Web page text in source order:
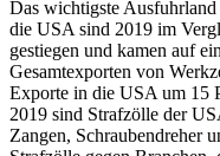
Das wichtigste
die USA sind 2019 im
gestiegen und kamen auf
Gesamtexporten von
Exporte in die USA um 15
2019 sind Strafzölle der
Zangen, Schraubendreher